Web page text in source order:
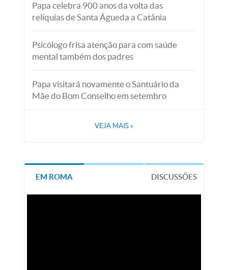
Papa celebra 900 anos da volta das
relíquias de Santa Águeda a Catânia
Psicólogo frisa atenção para com saúde
mental também dos padres
Papa visitará novamente o Santuário da
Mãe do Bom Conselho em setembro
VEJA MAIS »
EM ROMA DISCUSSÕES